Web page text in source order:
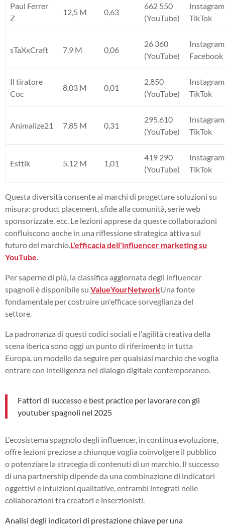
Paul Ferrer
Z
12,5 M 0,63
662 550
(YouTube)
TikTok
sTaXxCraft 7,9 M 0,06
26 360
(YouTube)
Facebook
Il tiratore
Coc
8,03 M 0,01
2.850
(YouTube)
TikTok
Animalize21 7,85 M 0,31
295.610
(YouTube)
TikTok
Esttik 5,12 M 1,01
419 290
(YouTube)
TikTok
Questa diversità consente ai marchi di progettare soluzioni su
misura: product placement, sfide alla comunità, serie web
sponsorizzate, ecc. Le lezioni apprese da queste collaborazioni
confluiscono anche in una riflessione strategica attiva sul
futuro del marchio. L'efficacia dell'influencer marketing su
YouTube
Per saperne di più, la classifica aggiornata degli influencer
spagnoli è disponibile su ValueYourNetworkUna fonte
fondamentale per costruire un'efficace sorveglianza del
settore.
La padronanza di questi codici sociali e l'agilità creativa della
scena iberica sono oggi un punto di riferimento in tutta
Europa, un modello da seguire per qualsiasi marchio che voglia
entrare con intelligenza nel dialogo digitale contemporaneo.
Fattori di successo e best practice per lavorare con gli
youtuber spagnoli nel 2025
L'ecosistema spagnolo degli influencer, in continua evoluzione,
offre lezioni preziose a chiunque voglia coinvolgere il pubblico
o potenziare la strategia di contenuti di un marchio. Il successo
di una partnership dipende da una combinazione di indicatori
oggettivi e intuizioni qualitative, entrambi integrati nelle
collaborazioni tra creatori e inserzionisti.
Analisi degli indicatori di prestazione chiave per una